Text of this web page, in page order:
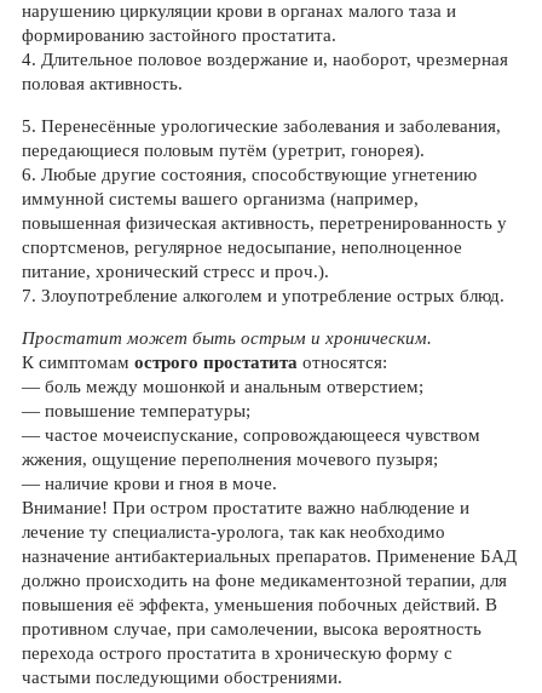
нарушению циркуляции крови в органах малого таза и
формированию застойного простатита.
4. Длительное половое воздержание и, наоборот, чрезмерная
половая активность.
5. Перенесённые урологические заболевания и заболевания,
передающиеся половым путём (уретрит, гонорея).
6. Любые другие состояния, способствующие угнетению
иммунной системы вашего организма (например,
повышенная физическая активность, перетренированность у
спортсменов, регулярное недосыпание, неполноценное
питание, хронический стресс и проч.).
7. Злоупотребление алкоголем и употребление острых блюд.
Простатит может быть острым и хроническим.
К симптомам острого простатита относятся:
— боль между мошонкой и анальным отверстием;
— повышение температуры;
— частое мочеиспускание, сопровождающееся чувством
жжения, ощущение переполнения мочевого пузыря;
— наличие крови и гноя в моче.
Внимание! При остром простатите важно наблюдение и
лечение ту специалиста-уролога, так как необходимо
назначение антибактериальных препаратов. Применение БАД
должно происходить на фоне медикаментозной терапии, для
повышения её эффекта, уменьшения побочных действий. В
противном случае, при самолечении, высока вероятность
перехода острого простатита в хроническую форму с
частыми последующими обострениями.